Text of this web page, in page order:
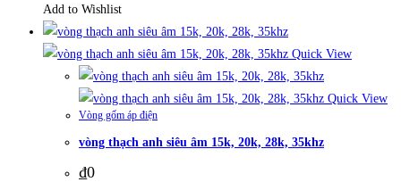
Add to Wishlist
Quick View
Quick View
Vòng gốm áp điện
vòng thạch anh siêu âm 15k, 20k, 28k, 35khz
₫0